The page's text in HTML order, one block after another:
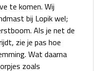
te komen. Wij
bij Lopik wel;
Als je net de
zie je pas hoe
Wat daarna
zoals